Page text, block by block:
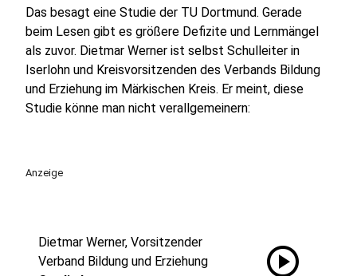
Das besagt eine Studie der TU Dortmund. Gerade
beim Lesen gibt es größere Defizite und Lernmängel
als zuvor. Dietmar Werner ist selbst Schulleiter in
Iserlohn und Kreisvorsitzenden des Verbands Bildung
und Erziehung im Märkischen Kreis. Er meint, diese
Studie könne man nicht verallgemeinern:
Anzeige
Dietmar Werner, Vorsitzender
Verband Bildung und Erziehung
play_circle